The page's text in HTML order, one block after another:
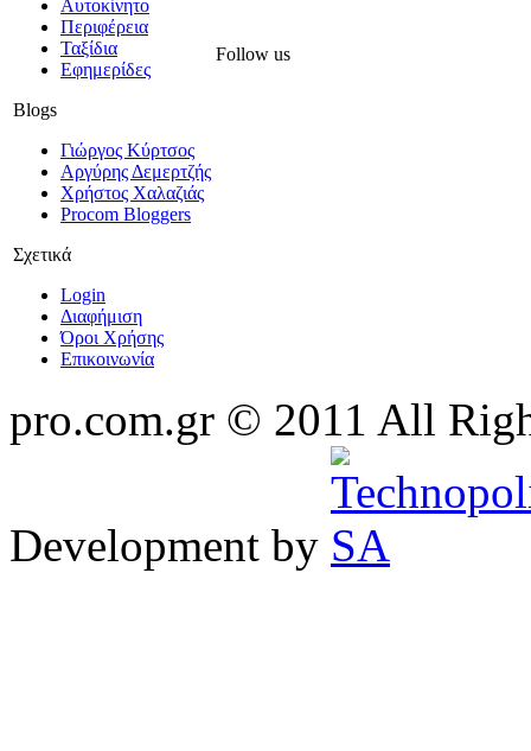
Αυτοκίνητο
Περιφέρεια
Ταξίδια
Εφημερίδες
Blogs
Γιώργος Κύρτσος
Αργύρης Δεμερτζής
Χρήστος Χαλαζιάς
Procom Bloggers
Σχετικά
Login
Διαφήμιση
Όροι Χρήσης
Επικοινωνία
Follow us
pro.com.gr © 2011 All
Development by